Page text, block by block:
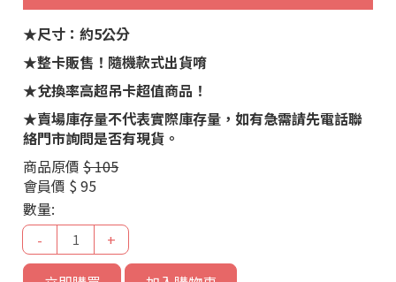
★尺寸：約5公分
★整卡販售！隨機款式出貨唷
★兌換率高超吊卡超值商品！
★賣場庫存量不代表實際庫存量，如有急需請先電話聯
絡門市詢問是否有現貨。
商品原價 $ 105
會員價 $ 95
數量:
-
+